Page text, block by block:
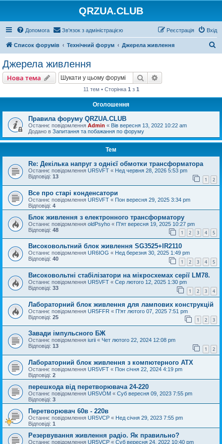
QRZUA.CLUB
Допомога Зв'язок з адміністрацією Вхід
Реєстрація
Список форумів Технічний форум Джерела живлення
Джерела живлення
Нова тема Пошук
11 тем • Сторінка 1 з 1
Оголошення
Правила форуму QRZUA.CLUB
Останнє повідомлення Admin « Вів вересня 13, 2022 10:22 am
Додано в Запитання та побажання по форуму
Тем
Re: Декілька напруг з однієї обмотки трансформатора
Останнє повідомлення UR5VFT « Нед червня 28, 2026 5:53 pm
Відповіді: 13 1 2
Все про старі конденсатори
Останнє повідомлення UR5VFT « Пон вересня 29, 2025 3:34 pm
Відповіді: 4
Блок живлення з електронного трансформатору
Останнє повідомлення oldPsyho « П'ят вересня 19, 2025 10:27 pm
Відповіді: 48 1 2 3 4 5
Високовольтний блок живлення SG3525+IR2110
Останнє повідомлення UR6IOG « Нед березня 30, 2025 1:49 pm
Відповіді: 40 1 2 3 4 5
Високовольтні стабілізатори на мікросхемах серії LM78.
Останнє повідомлення UR5VFT « Сер лютого 12, 2025 1:30 pm
Відповіді: 33 1 2 3 4
Лабораторний блок живлення для лампових конструкцій
Останнє повідомлення UR5FFR « П'ят лютого 07, 2025 7:51 pm
Відповіді: 25 1 2 3
Завади імпульсного БЖ
Останнє повідомлення iurii « Чет лютого 22, 2024 12:08 pm
Відповіді: 13 1 2
Лабораторний блок живлення з компютерного АТХ
Останнє повідомлення UR5VFT « Пон січня 22, 2024 4:19 pm
Відповіді: 2
перешкода від перетворювача 24-220
Останнє повідомлення UR5VOM « Суб вересня 09, 2023 7:55 pm
Відповіді: 3
Перетворювач 60в - 220в
Останнє повідомлення UR5VCP « Нед січня 29, 2023 7:55 pm
Відповіді: 1
Резервування живлення радіо. Як правильно?
Останнє повідомлення UR5VCP « Суб вересня 24, 2022 10:40 pm